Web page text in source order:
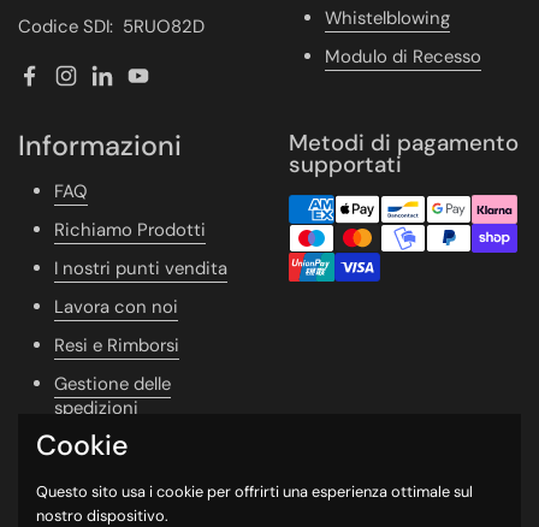
Codice SDI: 5RUO82D
Facebook
Instagram
LinkedInYouTube
Whistelblowing
Modulo di Recesso
Informazioni
FAQ
Richiamo Prodotti
I nostri punti vendita
Lavora con noi
Resi e Rimborsi
Gestione delle
spedizioni
Vivere Naturale
Whishlist
Metodi di pagamento
supportati
Cookie
Questo sito usa i cookie per offrirti una esperienza ottimale sul
nostro dispositivo.